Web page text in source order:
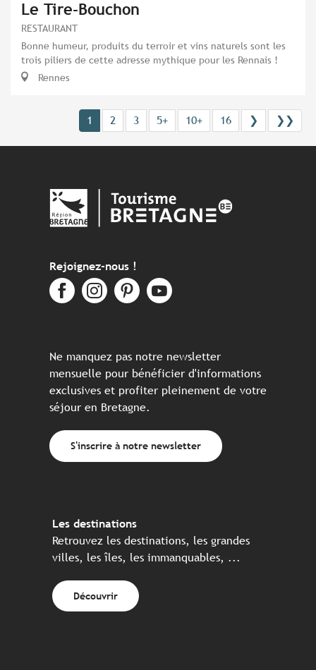
Le Tire-Bouchon
RESTAURANT
Bonne humeur, produits du terroir et vins naturels sont les
trois piliers de cette adresse mythique pour les Rennais !
Rennes
1 2 3 5+ 10+ 16 ❯ ❯❯
Rejoignez-nous !
Ne manquez pas notre newsletter
mensuelle pour bénéficier d'informations
exclusives et profiter pleinement de votre
séjour en Bretagne.
S'inscrire à notre newsletter
Les destinations
Retrouvez les destinations, les grandes
villes, les îles, les immanquables, ...
Découvrir